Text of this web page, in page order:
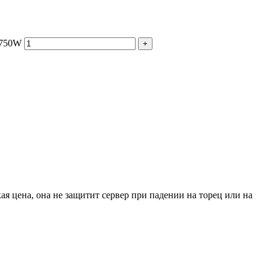
+
цена, она не защитит сервер при падении на торец или на